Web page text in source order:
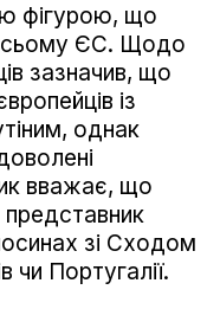
фігурою, що
ЄС. Щодо
зазначив, що
із
однак
вважає, що
зі Сходом
чи Португалії.